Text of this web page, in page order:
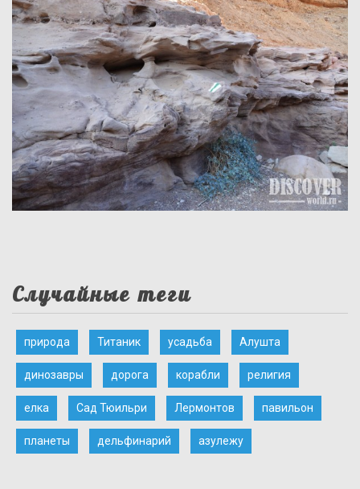
Случайные теги
природа Титаник усадьба Алушта
динозавры дорога корабли религия
елка Сад Тюильри Лермонтов павильон
планеты дельфинарий азулежу